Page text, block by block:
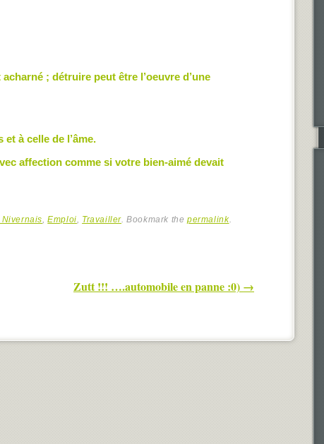
; détruire peut être l’oeuvre d’une
à celle de l’âme.
affection comme si votre bien-aimé devait
,Emploi Travailler . Bookmark thepermalink.
Zutt !!! ….automobile en panne :0) →